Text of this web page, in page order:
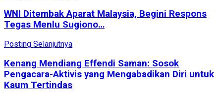
WNI Ditembak Aparat Malaysia, Begini Respons
Tegas Menlu Sugiono…
Posting Selanjutnya
Kenang Mendiang Effendi Saman: Sosok
Pengacara-Aktivis yang Mengabadikan Diri untuk
Kaum Tertindas